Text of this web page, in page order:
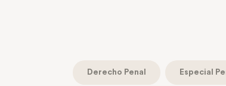
Derecho Penal Especial